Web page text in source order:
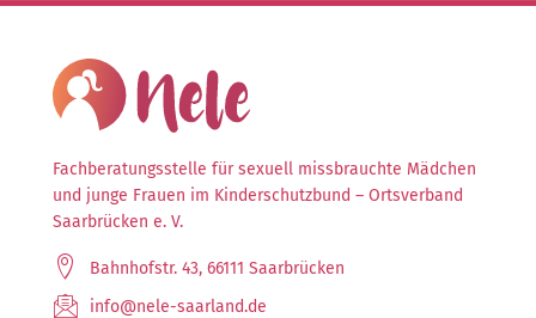
Fachberatungsstelle für sexuell missbrauchte Mädchen
und junge Frauen im Kinderschutzbund – Ortsverband
Saarbrücken e. V.
Bahnhofstr. 43, 66111 Saarbrücken
info@nele-saarland.de